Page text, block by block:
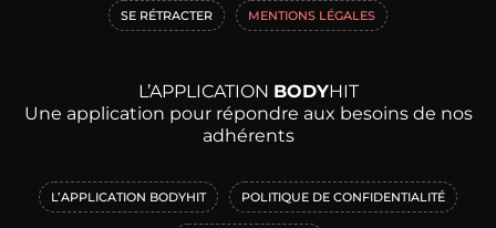
SE RÉTRACTER MENTIONS LÉGALES
L’APPLICATION BODYHIT
Une application pour répondre aux besoins de nos
adhérents
L’APPLICATION BODYHIT POLITIQUE DE CONFIDENTIALITÉ